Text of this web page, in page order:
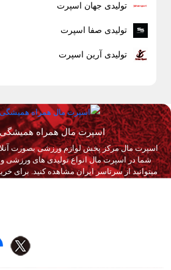
تولیدی جهان اسپرت
تولیدی صفا اسپرت
تولیدی آرین اسپرت
اسپرت مال همراه
اسپرت مال مرکز پخش لوازم ورزشی بصورت
شما در اسپرت مال انواع تولیدی های ورزشی
میتوانید از سرتاسر ایران مشاهده کنید. برای